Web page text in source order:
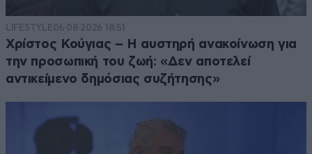
LIFESTYLE06·08·2026 18:51
Χρίστος Κούγιας – Η αυστηρή ανακοίνωση για
την προσωπική του ζωή: «Δεν αποτελεί
αντικείμενο δημόσιας συζήτησης»